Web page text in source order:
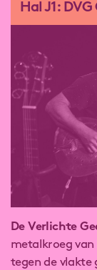
Hal J1: DVG
De Verlichte
metalkroeg van
tegen de vlakte